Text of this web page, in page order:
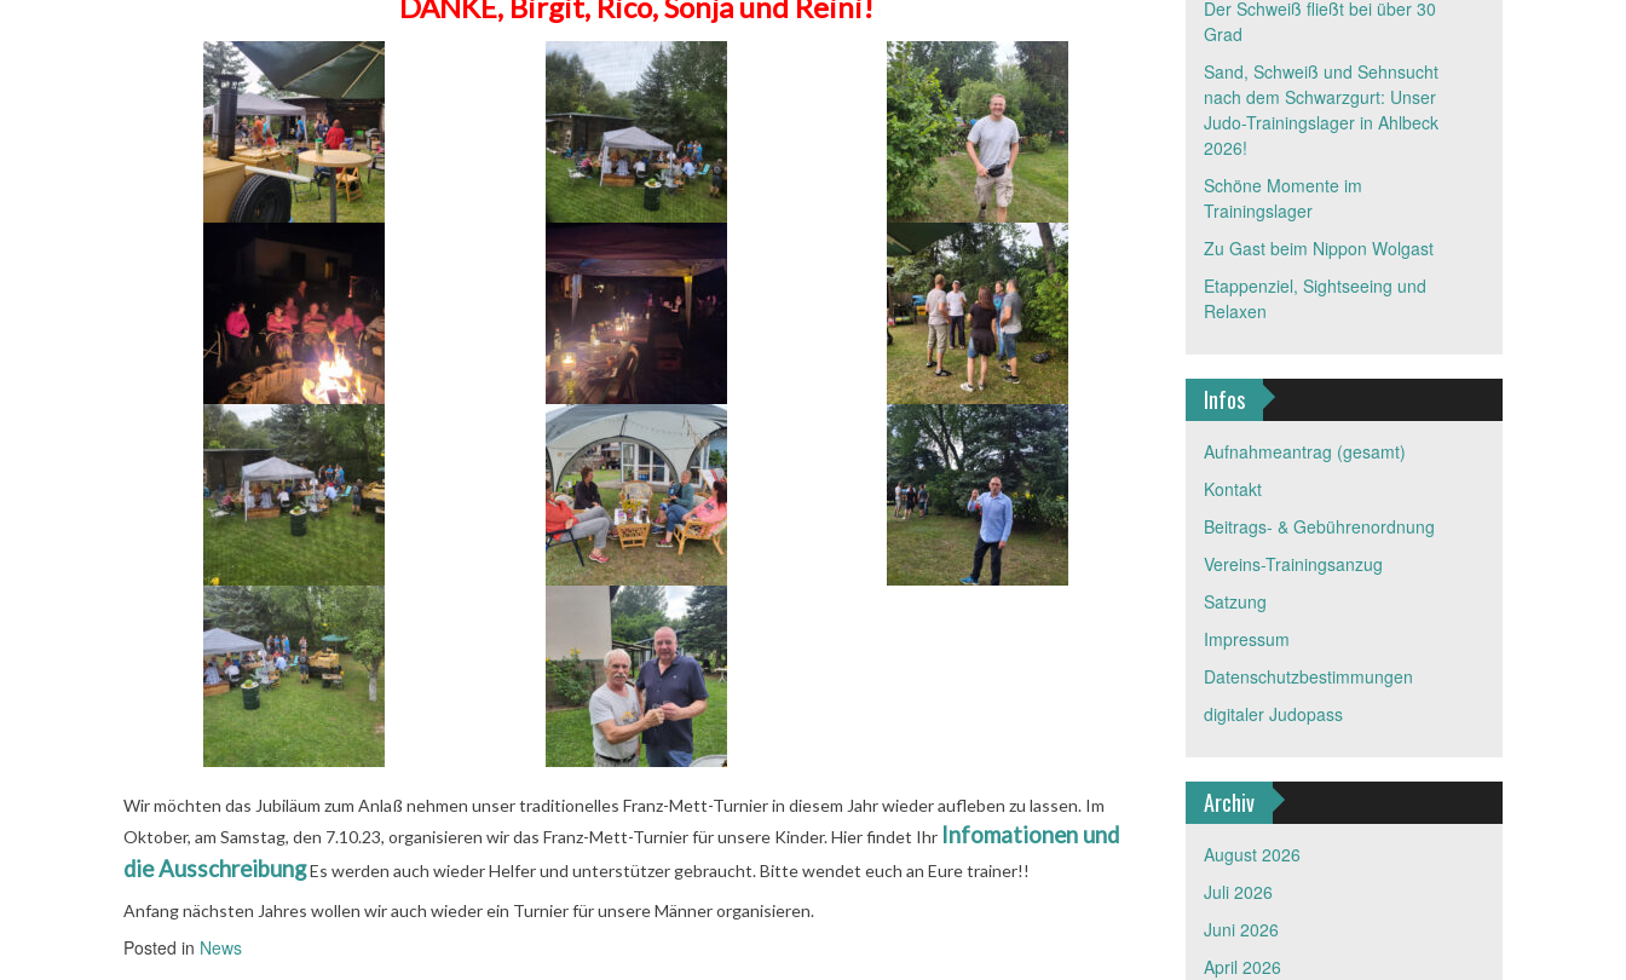
Wir möchten das Jubiläum zum Anlaß nehmen unser traditionelles Franz-Mett-Turnier in diesem Jahr wieder aufleben zu lassen. Im
Oktober, am Samstag, den 7.10.23, organisieren wir das Franz-Mett-Turnier für unsere Kinder. Hier findet Ihr Infomationen und
die AusschreibungEs werden auch wieder Helfer und unterstützer gebraucht. Bitte wendet euch an Eure trainer!!
Anfang nächsten Jahres wollen wir auch wieder ein Turnier für unsere Männer organisieren.
Posted in News
Der Schweiß fließt bei über 30
Grad
Sand, Schweiß und Sehnsucht
nach dem Schwarzgurt: Unser
Judo-Trainingslager in Ahlbeck
2026!
Schöne Momente im
Trainingslager
Zu Gast beim Nippon Wolgast
Etappenziel, Sightseeing und
Relaxen
Infos
Aufnahmeantrag (gesamt)
Kontakt
Beitrags- & Gebührenordnung
Vereins-Trainingsanzug
Satzung
Impressum
Datenschutzbestimmungen
digitaler Judopass
Archiv
August 2026
Juli 2026
Juni 2026
April 2026